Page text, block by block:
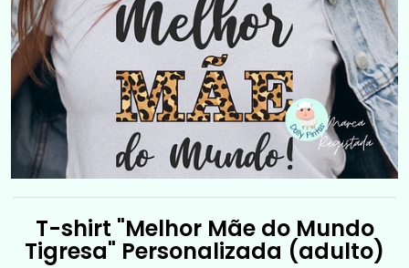
T-shirt "Melhor Mãe do Mundo
Tigresa" Personalizada (adulto)